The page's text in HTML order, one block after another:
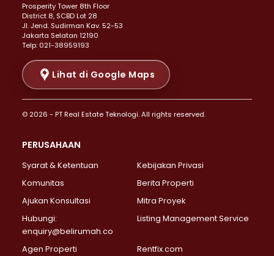
Properti Dijual di Menteng >
Properti Dijual di Senen >
Properti Dijual di Tanah Abang >
Properti Dijual di Cikini >
Properti Dijual di Kramat >
Properti Dijual di Pasar Baru >
Properti Dijual di Bendungan Hilir >
Properti Dijual di Jakarta Selatan >
Properti Dijual di Lebak Bulus >
Properti Dijual di Gandaria Selatan >
Properti Dijual di Pondok Labu >
Properti Dijual di Lenteng Agung >
Properti Dijual di Senayan >
Properti Dijual di Pondok Pinang >
Prosperity Tower 8th Floor
District 8, SCBD Lot 28
JI. Jend. Sudirman Kav. 52-53
Jakarta Selatan 12190
Telp: 021-38959193
Lihat di Google Maps
© 2026 - PT Real Estate Teknologi. All rights reserved.
PERUSAHAAN
Syarat & Ketentuan
Kebijakan Privasi
Komunitas
Berita Properti
Ajukan Konsultasi
Mitra Proyek
Hubungi:
enquiry@belirumah.co
Listing Management Service
Agen Properti Rentfix.com